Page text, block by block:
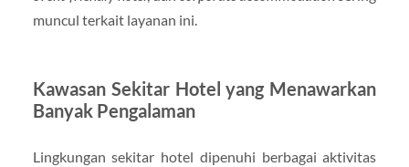
muncul terkait layanan ini.
Kawasan Sekitar Hotel yang Menawarkan
Banyak Pengalaman
Lingkungan sekitar hotel dipenuhi berbagai aktivitas